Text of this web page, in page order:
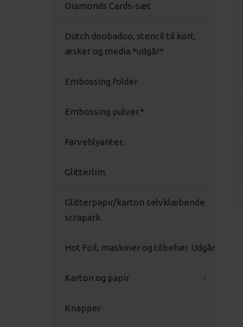
Diamonds Cards-sæt
Dutch doobadoo, stencil til kort,
æsker og media.*udgår*
Embossing folder
Embossing pulver.*
Farveblyanter,
Glitterlim.
Glitterpapir/karton selvklæbende
scrapark.
Hot Foil, maskiner og tilbehør. Udgår
Karton og papir
Knapper